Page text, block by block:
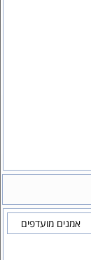
אמנים מועדפים